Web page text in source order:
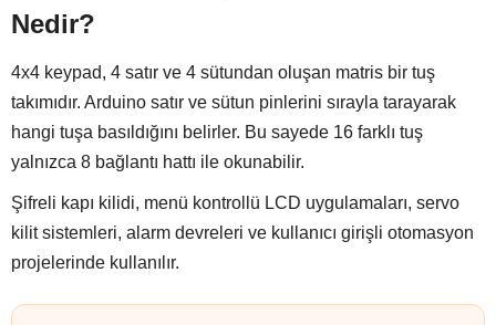
Nedir?
4x4 keypad, 4 satır ve 4 sütundan oluşan matris bir tuş
takımıdır. Arduino satır ve sütun pinlerini sırayla tarayarak
hangi tuşa basıldığını belirler. Bu sayede 16 farklı tuş
yalnızca 8 bağlantı hattı ile okunabilir.
Şifreli kapı kilidi, menü kontrollü LCD uygulamaları, servo
kilit sistemleri, alarm devreleri ve kullanıcı girişli otomasyon
projelerinde kullanılır.